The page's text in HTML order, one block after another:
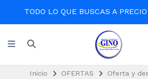
TODO LO QUE BUSCAS A
Inicio OFERTAS
Oferta y